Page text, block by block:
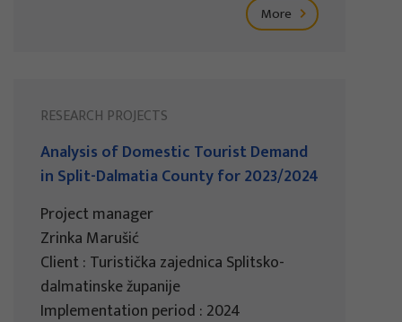
More
RESEARCH PROJECTS
Analysis of Domestic Tourist Demand
in Split-Dalmatia County for 2023/2024
Project manager
Zrinka Marušić
Client : Turistička zajednica Splitsko-
dalmatinske županije
Implementation period : 2024